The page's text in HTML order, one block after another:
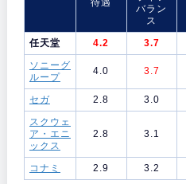
待遇
バラン
ス
任天堂 4.2 3.7
ソニーグ
ループ
4.0 3.7
セガ 2.8 3.0
スクウェ
ア・エニ
ックス
2.8 3.1
コナミ 2.9 3.2